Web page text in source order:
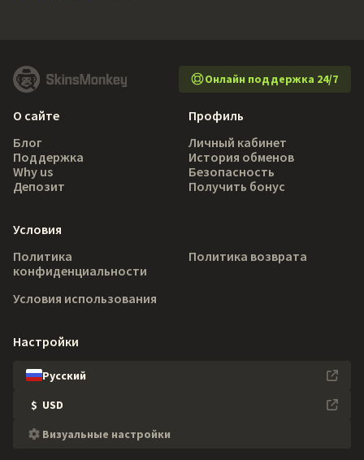
Онлайн поддержка 24/7
О сайте
Блог
Поддержка
Why us
Депозит
Профиль
Личный кабинет
История обменов
Безопасность
Получить бонус
Условия
Политика
конфиденциальности
Политика возврата
Условия использования
Настройки
Русский
$ USD
Визуальные настройки